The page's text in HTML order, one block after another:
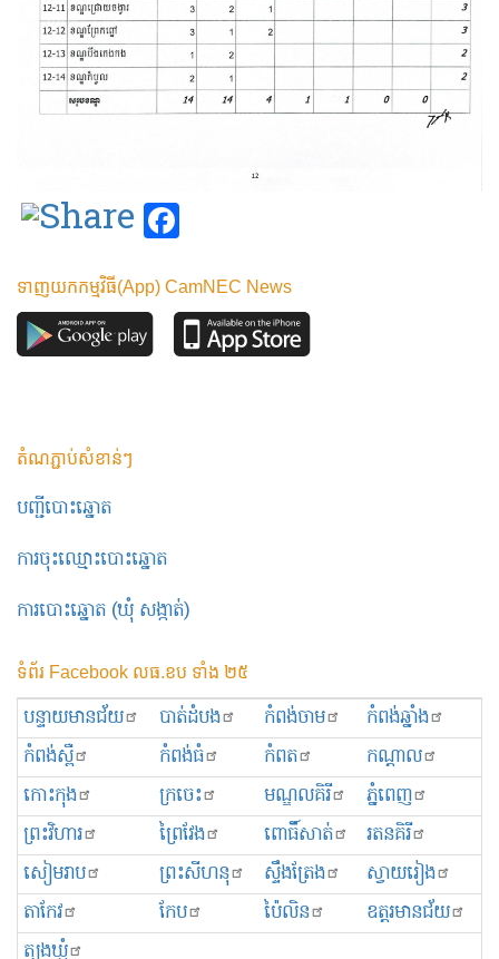
ទាញយកកម្មវិធី(App) CamNEC News
តំណភ្ជាប់សំខាន់ៗ
បញ្ជីបោះឆ្នោត
ការចុះឈ្មោះបោះឆ្នោត
ការបោះឆ្នោត (ឃុំ សង្កាត់)
ទំព័រ Facebook លធ.ខប ទាំង ២៥
បន្ទាយមានជ័យ បាត់ដំបង កំពង់ចាម
កំពង់ឆ្នាំង
កំពង់ស្ពឺ
កំពង់ធំ កំពត
កណ្ដាល
កោះកុង
ក្រចេះ មណ្ឌលគិរី
ភ្នំពេញ
ព្រះ​វិហារ
ព្រៃវែង ពោធិ៍សាត់
រតនគិរី
សៀមរាប
ព្រះសីហនុ ស្ទឹងត្រែង
ស្វាយរៀង
តាកែវ
កែប ប៉ៃលិន
ឧត្ដរមានជ័យ
ត្បូងឃ្មុំ